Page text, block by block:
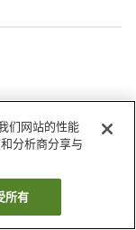
熊本
们网站的性能
分析商分享与
所有